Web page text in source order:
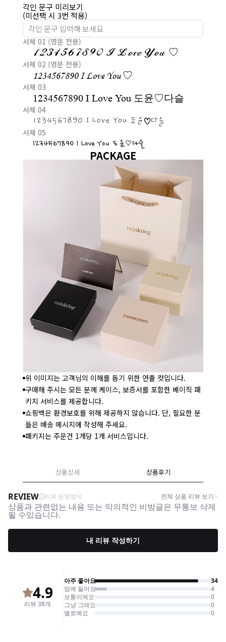
각인 문구 미리보기
(미선택 시 3번 적용)
서체 01 (영문 전용)
1234567890 I Love You ♡
서체 02 (영문 전용)
1234567890 I Love You ♡
서체 03
1234567890 I Love You 도윤♡다슬
서체 04
1234567890 I Love You 도윤♡다슬
서체 05
1234567890 I Love You 도윤♡다슬
PACKAGE
위 이미지는 고객님의 이해를 돕기 위한 연출 컷입니다.
구매해 주시는 모든 분께 케이스, 보증서를 포함한 베이직 패
키지 서비스를 제공합니다.
쇼핑백은 환경보호를 위해 제공하지 않습니다. 단, 필요한 분
들은 배송 메시지에 작성해 주세요.
패키지는 주문건 1개당 1개 서비스입니다.
상품상세 상품후기